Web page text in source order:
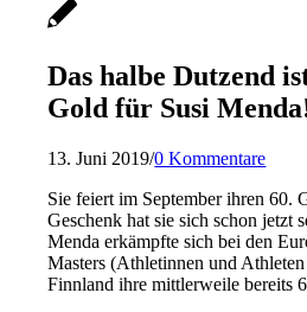
Das halbe Dutzend
Gold für Susi
13. Juni 2019/0 Kommentare
Sie feiert im September ihren 60.
Geschenk hat sie sich schon jetzt
Menda erkämpfte sich bei den
Masters (Athletinnen und
Finnland ihre mittlerweile bereits